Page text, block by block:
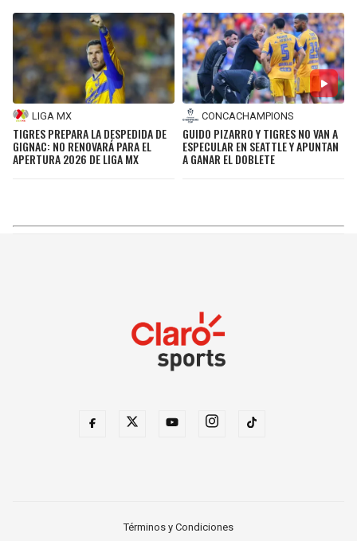
LIGA MX
TIGRES PREPARA LA DESPEDIDA DE
GIGNAC: NO RENOVARÁ PARA EL
APERTURA 2026 DE LIGA MX
CONCACHAMPIONS
GUIDO PIZARRO Y TIGRES NO VAN A
ESPECULAR EN SEATTLE Y APUNTAN
A GANAR EL DOBLETE
Términos y Condiciones